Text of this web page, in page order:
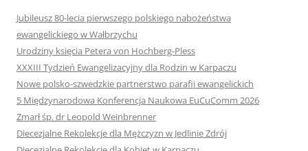
Jubileusz 80-lecia pierwszego polskiego nabożeństwa
ewangelickiego w Wałbrzychu
Urodziny księcia Petera von Hochberg-Pless
XXXIII Tydzień Ewangelizacyjny dla Rodzin w Karpaczu
Nowe polsko-szwedzkie partnerstwo parafii ewangelickich
5 Międzynarodowa Konferencja Naukowa EuCuComm 2026
Zmarł śp. dr Leopold Weinbrenner
Diecezjalne Rekolekcje dla Mężczyzn w Jedlinie Zdrój